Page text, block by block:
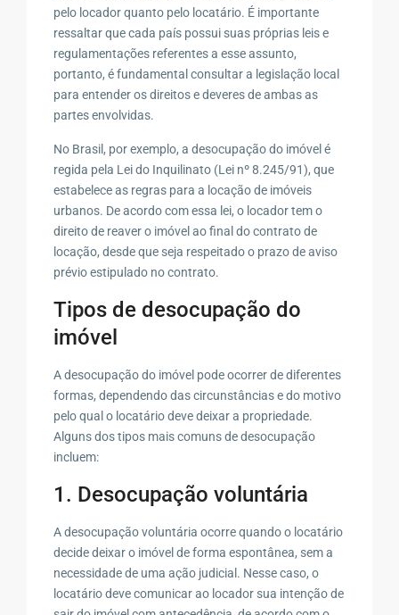
pelo locador quanto pelo locatário. É importante
ressaltar que cada país possui suas próprias leis e
regulamentações referentes a esse assunto,
portanto, é fundamental consultar a legislação local
para entender os direitos e deveres de ambas as
partes envolvidas.
No Brasil, por exemplo, a desocupação do imóvel é
regida pela Lei do Inquilinato (Lei nº 8.245/91), que
estabelece as regras para a locação de imóveis
urbanos. De acordo com essa lei, o locador tem o
direito de reaver o imóvel ao final do contrato de
locação, desde que seja respeitado o prazo de aviso
prévio estipulado no contrato.
Tipos de desocupação do
imóvel
A desocupação do imóvel pode ocorrer de diferentes
formas, dependendo das circunstâncias e do motivo
pelo qual o locatário deve deixar a propriedade.
Alguns dos tipos mais comuns de desocupação
incluem:
1. Desocupação voluntária
A desocupação voluntária ocorre quando o locatário
decide deixar o imóvel de forma espontânea, sem a
necessidade de uma ação judicial. Nesse caso, o
locatário deve comunicar ao locador sua intenção de